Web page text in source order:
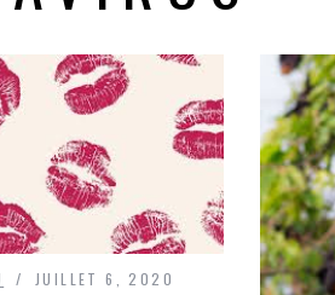
JUILLET 6, 2020